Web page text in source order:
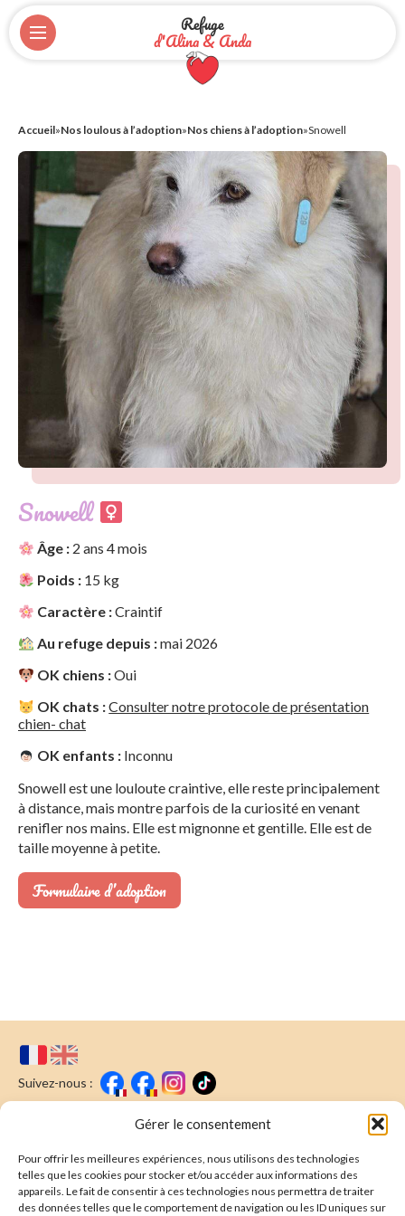
Gérer le consentement
Pour offrir les meilleures expériences, nous utilisons des technologies
telles que les cookies pour stocker et/ou accéder aux informations des
appareils. Le fait de consentir à ces technologies nous permettra de traiter
des données telles que le comportement de navigation ou les ID uniques sur
Refuge
d'Alina & Anda
Accueil»Nos loulous à l’adoption»Nos chiens à l’adoption»Snowell
Snowell
Âge : 2 ans 4 mois
Poids : 15 kg
Caractère :Craintif
Au refuge depuis :mai 2026
OK chiens :Oui
OK chats :Consulter notre protocole de présentation
chien- chat
OK enfants : Inconnu
Snowell est une louloute craintive, elle reste principalement
à distance, mais montre parfois de la curiosité en venant
renifler nos mains. Elle est mignonne et gentille. Elle est de
taille moyenne à petite.
Formulaire d’adoption
Suivez-nous :
Nous écrire
Newsletter
E-mail* : Souscrire